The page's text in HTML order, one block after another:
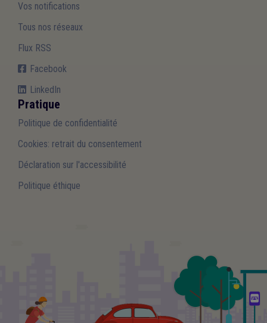
Vos notifications
Tous nos réseaux
Flux RSS
Facebook
LinkedIn
Pratique
Politique de confidentialité
Cookies: retrait du consentement
Déclaration sur l'accessibilité
Politique éthique